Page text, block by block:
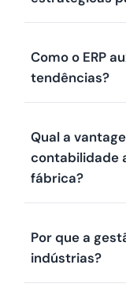
Como o ERP
tendências?
Qual a
contabilidade
fábrica?
Por que a
indústrias?